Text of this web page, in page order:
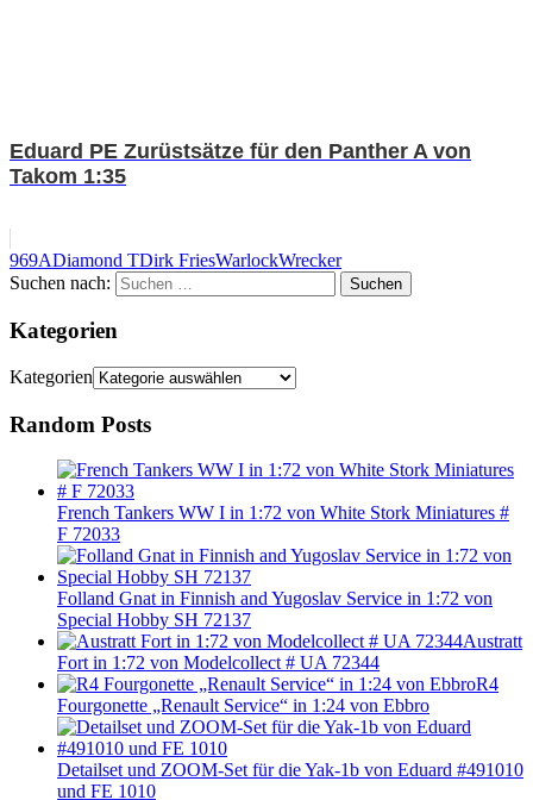
Eduard PE Zurüstsätze für den Panther A von
Takom 1:35
969ADiamond TDirk FriesWarlockWrecker
Suchen nach:
Suchen
Kategorien
Kategorien
Random Posts
French Tankers WW I in 1:72 von White Stork Miniatures #
F 72033
Folland Gnat in Finnish and Yugoslav Service in 1:72 von
Special Hobby SH 72137
Austratt
Fort in 1:72 von Modelcollect # UA 72344
R4
Fourgonette „Renault Service“ in 1:24 von Ebbro
Detailset und ZOOM-Set für die Yak-1b von Eduard #491010
und FE 1010